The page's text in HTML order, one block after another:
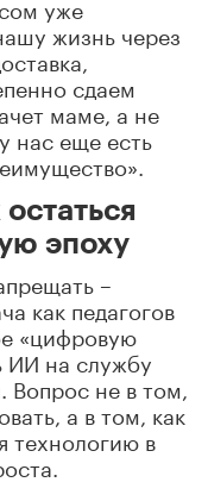
уже
жизнь через
сдаем
маме, а не
нас еще есть
эпоху
–
как педагогов
«цифровую
ИИ на службу
Вопрос не в том,
а в том, как
технологию в